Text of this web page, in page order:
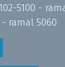
5100 -
- ramal 5060